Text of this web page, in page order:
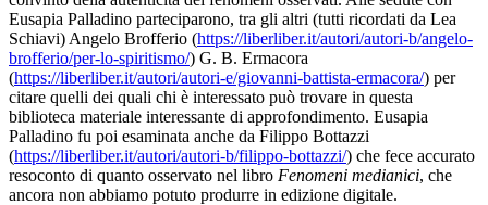
Eusapia Palladino parteciparono, tra gli altri (tutti ricordati da Lea
Schiavi) Angelo Brofferio (https://liberliber.it/autori/autori-b/angelo-
brofferio/per-lo-spiritismo/) G. B. Ermacora
(https://liberliber.it/autori/autori-e/giovanni-battista-ermacora/) per
citare quelli dei quali chi è interessato può trovare in questa
biblioteca materiale interessante di approfondimento. Eusapia
Palladino fu poi esaminata anche da Filippo Bottazzi
(https://liberliber.it/autori/autori-b/filippo-bottazzi/) che fece accurato
resoconto di quanto osservato nel libro Fenomeni medianici, che
ancora non abbiamo potuto produrre in edizione digitale.